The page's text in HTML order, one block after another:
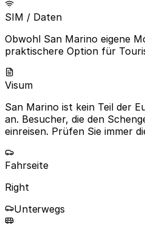
SIM / Daten
Obwohl San Marino eigene
praktischere Option für
Visum
San Marino ist kein Teil der
an. Besucher, die den
einreisen. Prüfen Sie immer
Fahrseite
Right
Unterwegs